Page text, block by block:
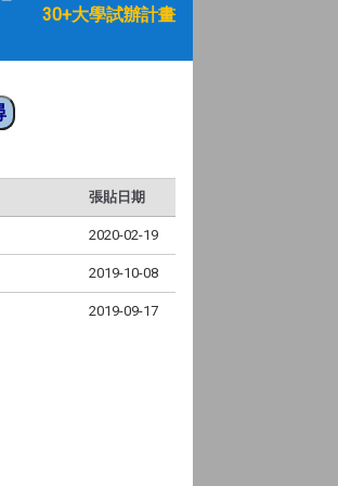
30+大學試辦計畫
張貼日期
2020-02-19
2019-10-08
2019-09-17